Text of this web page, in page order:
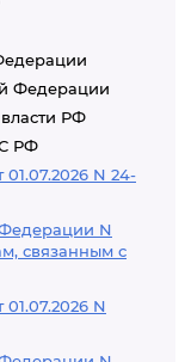
Федерации
РФ
РФ
N 24-
N
связанным с
N